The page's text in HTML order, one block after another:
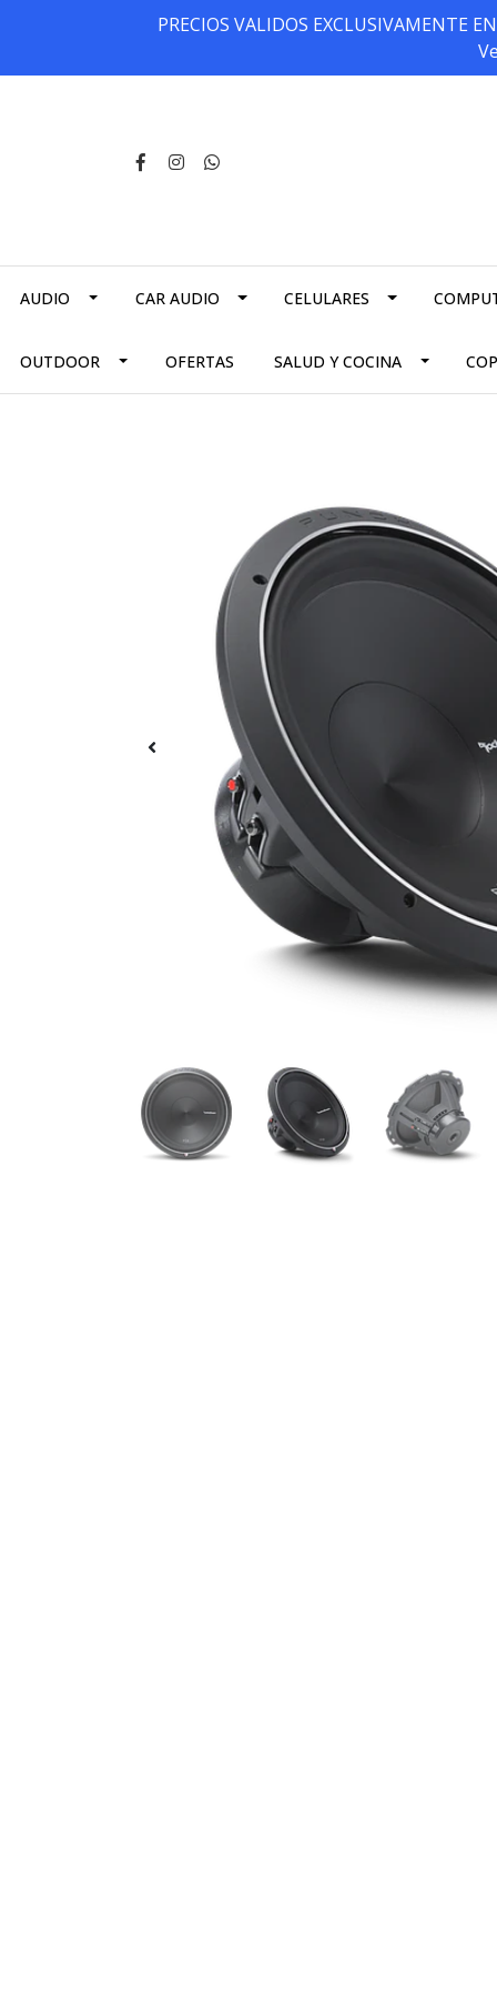
PRECIOS VALIDOS EXCLUSIVAMENTE
AUDIO CAR AUDIO CELULARES
OUTDOOR OFERTAS SALUD Y COCINA